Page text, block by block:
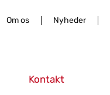
Om os Nyheder
Kontakt